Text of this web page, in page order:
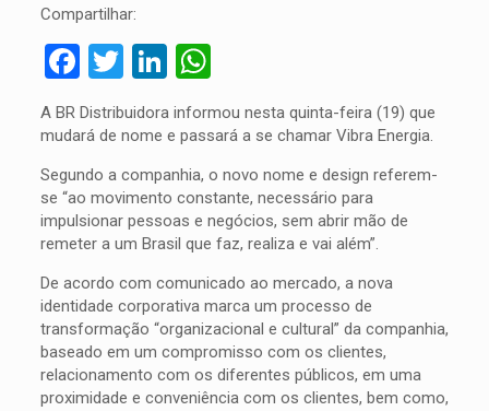
Compartilhar:
Facebook
TwitterLinkedIn
WhatsApp
A BR Distribuidora informou nesta quinta-feira (19) que
mudará de nome e passará a se chamar Vibra Energia.
Segundo a companhia, o novo nome e design referem-
se “ao movimento constante, necessário para
impulsionar pessoas e negócios, sem abrir mão de
remeter a um Brasil que faz, realiza e vai além”.
De acordo com comunicado ao mercado, a nova
identidade corporativa marca um processo de
transformação “organizacional e cultural” da companhia,
baseado em um compromisso com os clientes,
relacionamento com os diferentes públicos, em uma
proximidade e conveniência com os clientes, bem como,